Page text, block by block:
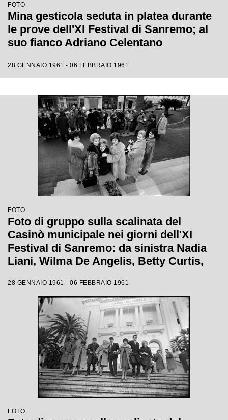
FOTO
Mina gesticola seduta in platea durante
le prove dell'XI Festival di Sanremo; al
suo fianco Adriano Celentano
28 GENNAIO 1961 - 06 FEBBRAIO 1961
FOTO
Foto di gruppo sulla scalinata del
Casinò municipale nei giorni dell'XI
Festival di Sanremo: da sinistra Nadia
Liani, Wilma De Angelis, Betty Curtis,
Mazzetti
28 GENNAIO 1961 - 06 FEBBRAIO 1961
FOTO